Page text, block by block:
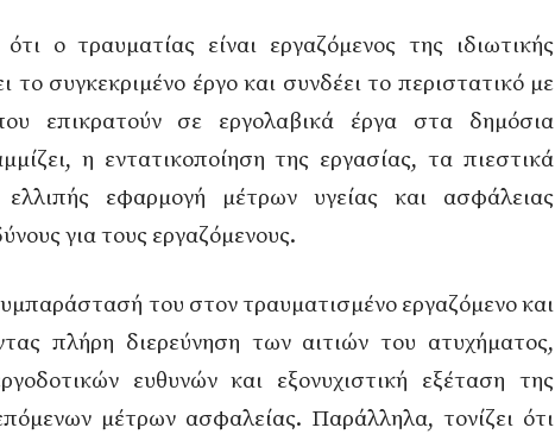
ο τραυματίας είναι εργαζόμενος της ιδιωτικής
το συγκεκριμένο έργο και συνδέει το περιστατικό με
επικρατούν σε εργολαβικά έργα στα δημόσια
η εντατικοποίηση της εργασίας, τα πιεστικά
εφαρμογή μέτρων υγείας και ασφάλειας
για τους εργαζόμενους.
του στον τραυματισμένο εργαζόμενο και
πλήρη διερεύνηση των αιτιών του ατυχήματος,
ευθυνών και εξονυχιστική εξέταση της
μέτρων ασφαλείας. Παράλληλα, τονίζει ότι